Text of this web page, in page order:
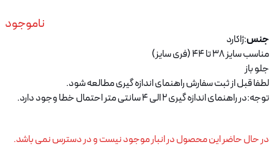
ناموجود
جنس:ژاکارد
مناسب سایز 38 تا 44 (فری سایز)
جلو باز
لطفا قبل از ثبت سفارش راهنمای اندازه گیری مطالعه شود.
توجه:در راهنمای اندازه گیری 2 الی 4 سانتی متر احتمال خطا وجود دارد.
در حال حاضر این محصول در انبار موجود نیست و در دسترس نمی باشد.